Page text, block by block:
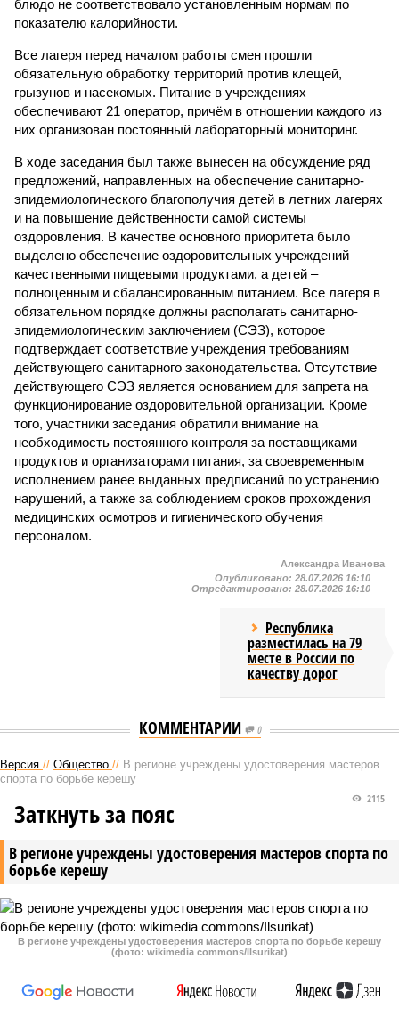
блюдо не соответствовало установленным нормам по
показателю калорийности.
Все лагеря перед началом работы смен прошли
обязательную обработку территорий против клещей,
грызунов и насекомых. Питание в учреждениях
обеспечивают 21 оператор, причём в отношении каждого из
них организован постоянный лабораторный мониторинг.
В ходе заседания был также вынесен на обсуждение ряд
предложений, направленных на обеспечение санитарно-
эпидемиологического благополучия детей в летних лагерях
и на повышение действенности самой системы
оздоровления. В качестве основного приоритета было
выделено обеспечение оздоровительных учреждений
качественными пищевыми продуктами, а детей –
полноценным и сбалансированным питанием. Все лагеря в
обязательном порядке должны располагать санитарно-
эпидемиологическим заключением (СЭЗ), которое
подтверждает соответствие учреждения требованиям
действующего санитарного законодательства. Отсутствие
действующего СЭЗ является основанием для запрета на
функционирование оздоровительной организации. Кроме
того, участники заседания обратили внимание на
необходимость постоянного контроля за поставщиками
продуктов и организаторами питания, за своевременным
исполнением ранее выданных предписаний по устранению
нарушений, а также за соблюдением сроков прохождения
медицинских осмотров и гигиенического обучения
персоналом.
Александра Иванова
Опубликовано: 28.07.2026 16:10
Отредактировано: 28.07.2026 16:10
Республика
разместилась на 79
месте в России по
качеству дорог
КОММЕНТАРИИ 0
Версия // Общество // В регионе учреждены удостоверения мастеров
спорта по борьбе керешу
В регионе учреждены удостоверения мастеров спорта по
борьбе керешу
2115
Заткнуть за пояс
В регионе учреждены удостоверения мастеров спорта по борьбе керешу
(фото: wikimedia commons/Ilsurikat)